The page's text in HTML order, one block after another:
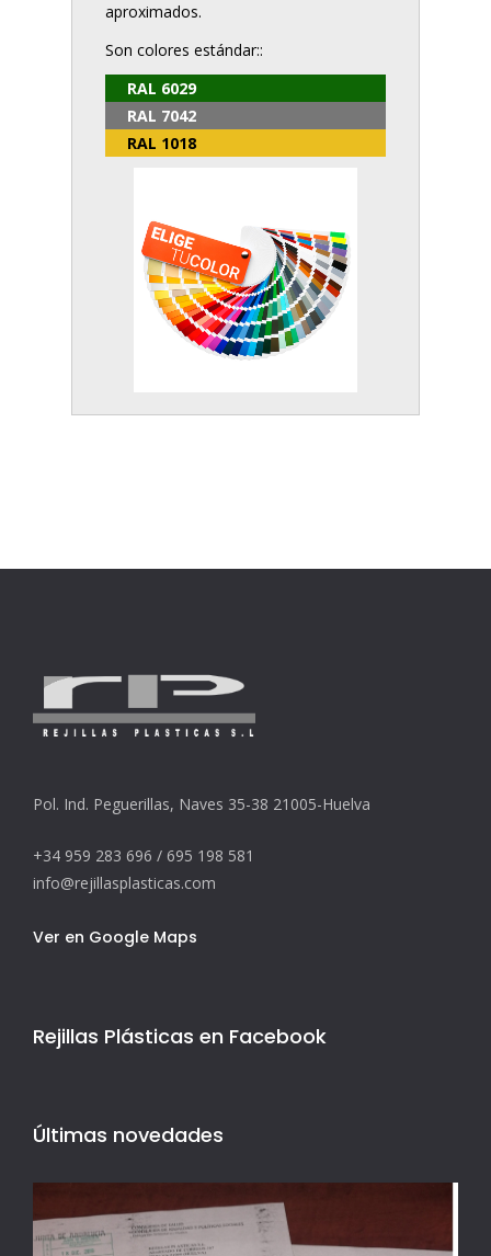
aproximados.
Son colores estándar::
RAL 6029
RAL 7042
RAL 1018
Pol. Ind. Peguerillas, Naves 35-38 21005-Huelva
+34 959 283 696 / 695 198 581
info@rejillasplasticas.com
Ver en Google Maps
Rejillas Plásticas en Facebook
Últimas novedades